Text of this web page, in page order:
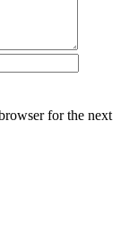
for the next